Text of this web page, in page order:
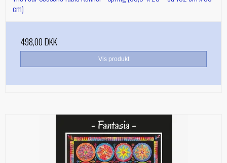
cm)
498,00 DKK
Vis produkt